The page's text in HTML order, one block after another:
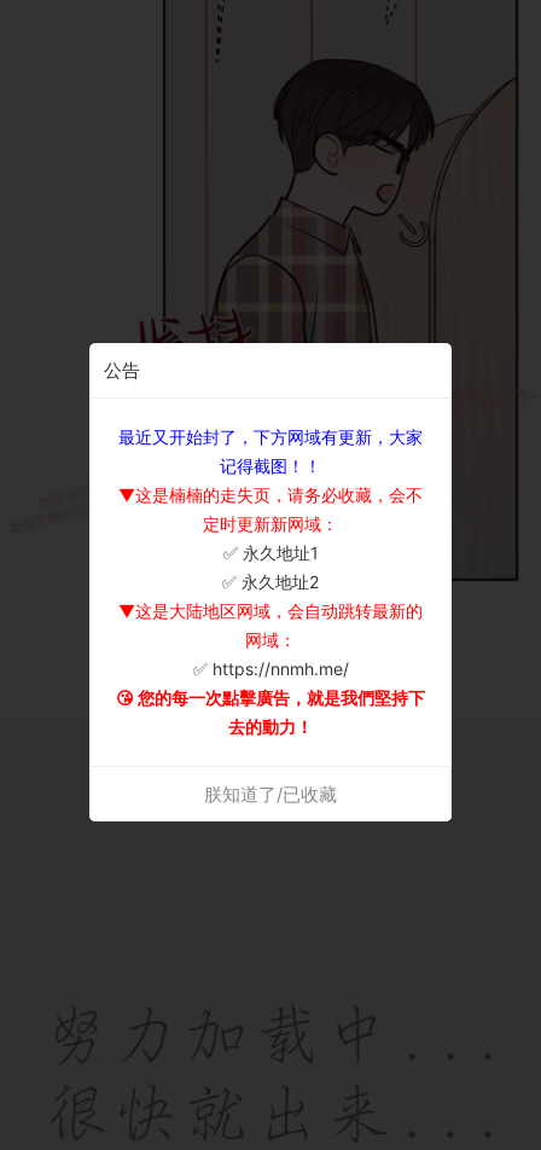
公告
最近又开始封了，下方网域有更新，大家
记得截图！！
▼这是楠楠的走失页，请务必收藏，会不
定时更新新网域：
✅ 永久地址1
✅ 永久地址2
▼这是大陆地区网域，会自动跳转最新的
网域：
✅ https://nnmh.me/
😘 您的每一次點擊廣告，就是我們堅持下
去的動力！
朕知道了/已收藏